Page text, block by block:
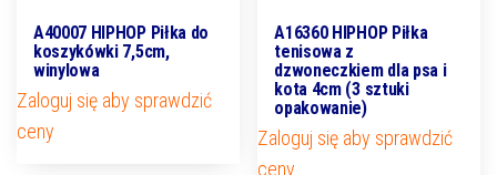
A40007 HIPHOP Piłka do
koszykówki 7,5cm,
winylowa
Zaloguj się aby sprawdzić
ceny
A16360 HIPHOP Piłka
tenisowa z
dzwoneczkiem dla psa i
kota 4cm (3 sztuki
opakowanie)
Zaloguj się aby sprawdzić
ceny